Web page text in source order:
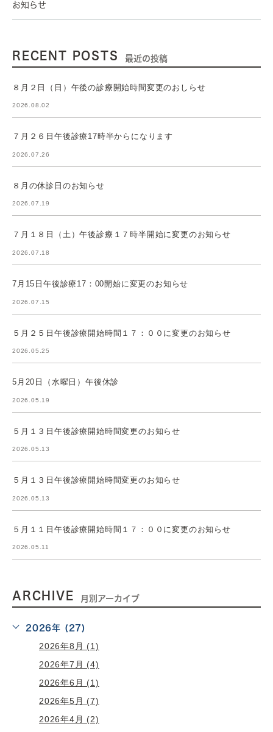
お知らせ
RECENT POSTS 最近の投稿
８月２日（日）午後の診療開始時間変更のおしらせ
2026.08.02
７月２６日午後診療17時半からになります
2026.07.26
８月の休診日のお知らせ
2026.07.19
７月１８日（土）午後診療１７時半開始に変更のお知らせ
2026.07.18
7月15日午後診療17：00開始に変更のお知らせ
2026.07.15
５月２５日午後診療開始時間１７：００に変更のお知らせ
2026.05.25
5月20日（水曜日）午後休診
2026.05.19
５月１３日午後診療開始時間変更のお知らせ
2026.05.13
５月１３日午後診療開始時間変更のお知らせ
2026.05.13
５月１１日午後診療開始時間１７：００に変更のお知らせ
2026.05.11
ARCHIVE 月別アーカイブ
2026年 (27)
2026年8月 (1)
2026年7月 (4)
2026年6月 (1)
2026年5月 (7)
2026年4月 (2)